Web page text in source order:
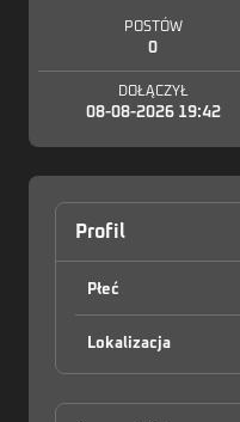
POSTÓW
0
DOŁĄCZYŁ
08-08-2026 19:42
Profil
Płeć
Lokalizacja